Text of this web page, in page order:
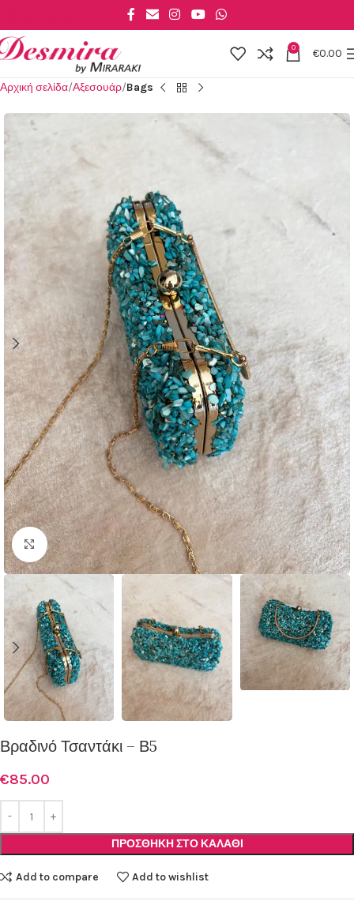
0 €0.00
Αρχική σελίδα Αξεσουάρ Bags
Click to enlarge
Βραδινό Τσαντάκι – Β5
€85.00
ΠΡΟΣΘΉΚΗ ΣΤΟ ΚΑΛΆΘΙ
Add to compare Add to wishlist